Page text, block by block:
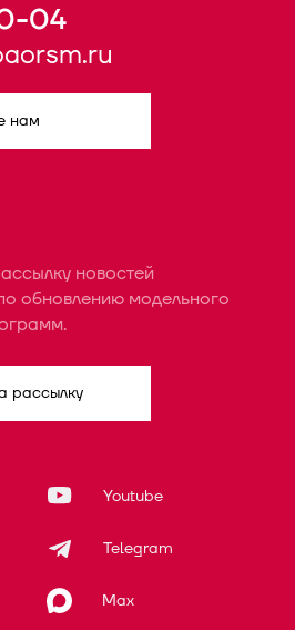
04
нам
новостей
обновлению модельного
рассылку
Youtube
Telegram
Max